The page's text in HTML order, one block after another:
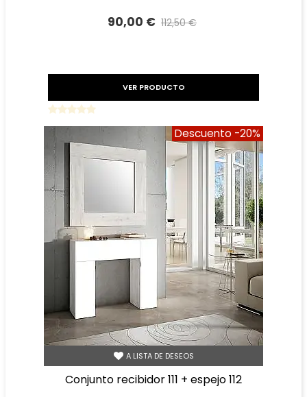
90,00 € 112,50 €
VER PRODUCTO
Descuento -20%
A LISTA DE DESEOS
conjunto recibidor 111 + espejo 112